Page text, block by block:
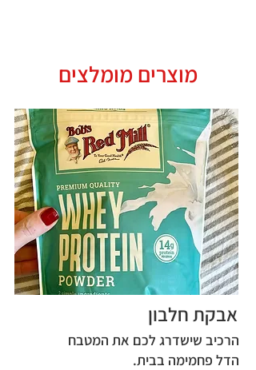
מוצרים מומלצים
אבקת חלבון
הרכיב שישדרג לכם את המטבח
הדל פחמימה בבית.